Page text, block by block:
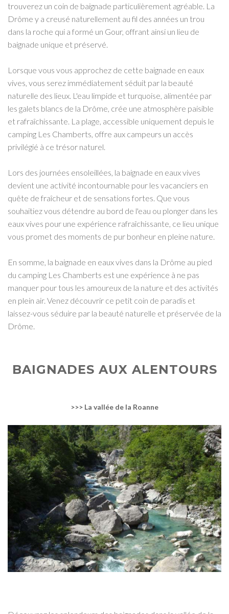
trouverez un coin de baignade particulièrement agréable. La
Drôme y a creusé naturellement au fil des années un trou
dans la roche qui a formé un Gour, offrant ainsi un lieu de
baignade unique et préservé.
Lorsque vous vous approchez de cette baignade en eaux
vives, vous serez immédiatement séduit par la beauté
naturelle des lieux. L'eau limpide et turquoise, alimentée par
les galets blancs de la Drôme, crée une atmosphère paisible
et rafraîchissante. La plage, accessible uniquement depuis le
camping Les Chamberts, offre aux campeurs un accès
privilégié à ce trésor naturel.
Lors des journées ensoleillées, la baignade en eaux vives
devient une activité incontournable pour les vacanciers en
quête de fraîcheur et de sensations fortes. Que vous
souhaitiez vous détendre au bord de l'eau ou plonger dans les
eaux vives pour une expérience rafraîchissante, ce lieu unique
vous promet des moments de pur bonheur en pleine nature.
En somme, la baignade en eaux vives dans la Drôme au pied
du camping Les Chamberts est une expérience à ne pas
manquer pour tous les amoureux de la nature et des activités
en plein air. Venez découvrir ce petit coin de paradis et
laissez-vous séduire par la beauté naturelle et préservée de la
Drôme.
BAIGNADES AUX ALENTOURS
>>> La vallée de la Roanne